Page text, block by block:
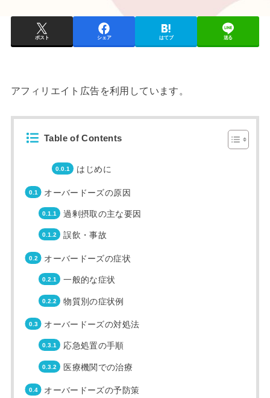
ポスト シェア はてブ 送る
アフィリエイト広告を利用しています。
Table of Contents
はじめに
オーバードーズの原因
過剰摂取の主な要因
誤飲・事故
オーバードーズの症状
一般的な症状
物質別の症状例
オーバードーズの対処法
応急処置の手順
医療機関での治療
オーバードーズの予防策